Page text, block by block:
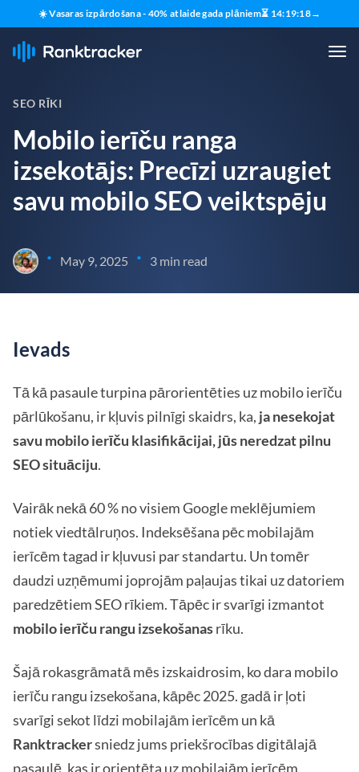
☀️ Vasaras izpārdošana - 40% atlaide gada plāniem⏳ 14:19:17→
SEO RĪKI
Mobilo ierīču ranga
izsekotājs: Precīzi uzraugiet
savu mobilo SEO veiktspēju
• May 9, 2025 • 3 min read
Ievads
Tā kā pasaule turpina pārorientēties uz mobilo ierīču
pārlūkošanu, ir kļuvis pilnīgi skaidrs, ka, ja nesekojat
savu mobilo ierīču klasifikācijai, jūs neredzat pilnu
SEO situāciju.
Vairāk nekā 60 % no visiem Google meklējumiem
notiek viedtālruņos. Indeksēšana pēc mobilajām
ierīcēm tagad ir kļuvusi par standartu. Un tomēr
daudzi uzņēmumi joprojām paļaujas tikai uz datoriem
paredzētiem SEO rīkiem. Tāpēc ir svarīgi izmantot
mobilo ierīču rangu izsekošanasrīku.
Šajā rokasgrāmatā mēs izskaidrosim, ko dara mobilo
ierīču rangu izsekošana, kāpēc 2025. gadā ir ļoti
svarīgi sekot līdzi mobilajām ierīcēm un kā
Ranktrackersniedz jums priekšrocības digitālajā
pasaulē, kas ir orientēta uz mobilajām ierīcēm.